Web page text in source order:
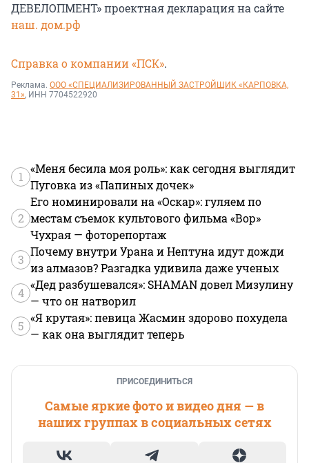
ДЕВЕЛОПМЕНТ» проектная декларация на сайте
наш. дом.рф
Справка о компании «ПСК».
Реклама. ООО «СПЕЦИАЛИЗИРОВАННЫЙ ЗАСТРОЙЩИК «КАРПОВКА,
31», ИНН 7704522920
1
«Меня бесила моя роль»: как сегодня выглядит
Пуговка из «Папиных дочек»
2
Его номинировали на «Оскар»: гуляем по
местам съемок культового фильма «Вор»
Чухрая — фоторепортаж
3
Почему внутри Урана и Нептуна идут дожди
из алмазов? Разгадка удивила даже ученых
4
«Дед разбушевался»: SHAMAN довел Мизулину
— что он натворил
5
«Я крутая»: певица Жасмин здорово похудела
— как она выглядит теперь
ПРИСОЕДИНИТЬСЯ
Самые яркие фото и видео дня — в
наших группах в социальных сетях